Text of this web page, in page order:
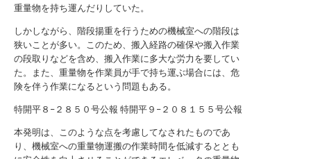
重量物を持ち運んだりしていた。
しかしながら、階段揚重を行うための機械室への階段は
狭いことが多い。このため、搬入経路の確保や搬入作業
の段取りなどを含め、搬入作業に多大な労力を要してい
た。また、重量物を作業員が手で持ち運ぶ場合には、危
険を伴う作業になるという問題もある。
特開平８−２８５０号公報 特開平９−２０８１５５号公報
本発明は、このような点を考慮してなされたものであ
り、機械室への重量物運搬の作業時間を低減するととも